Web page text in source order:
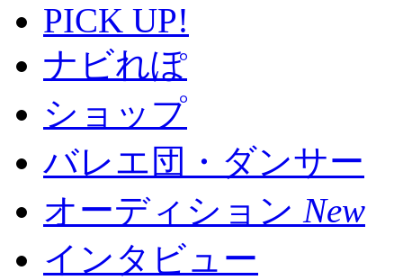
PICK UP!
ナビれぽ
ショップ
バレエ団・ダンサー
オーディション New
インタビュー